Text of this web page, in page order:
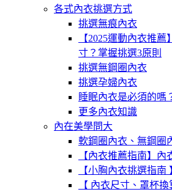
各式內衣挑選方式
挑選無痕內衣
【2025運動內衣推
寸？掌握挑選3原則
挑選無鋼圈內衣
挑選孕婦內衣
睡眠內衣是必須的嗎
更多內衣知識
內在美學問大
軟鋼圈內衣、無鋼圈
【內衣推薦指南】內
【小胸內衣挑選指南
【 內衣尺寸、罩杯